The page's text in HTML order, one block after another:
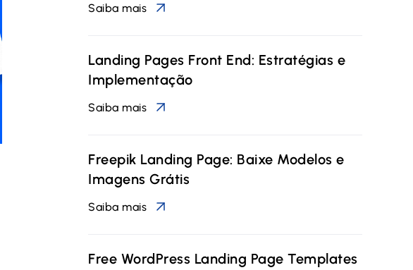
Saiba mais
Landing Pages Front End: Estratégias e
Implementação
Saiba mais
Freepik Landing Page: Baixe Modelos e
Imagens Grátis
Saiba mais
Free WordPress Landing Page Templates